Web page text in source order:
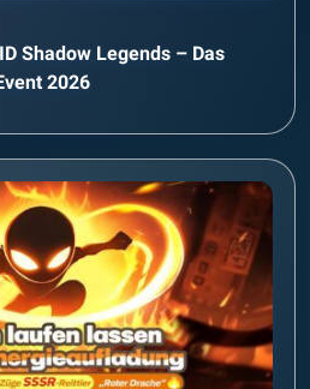
Shadow Legends – Das
2026